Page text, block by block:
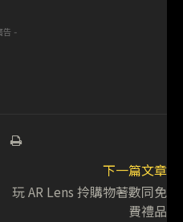
告 -
下一篇文章
玩 AR Lens 拎購物著數同免
費禮品